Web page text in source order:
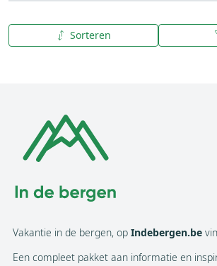
Sorteren
A tot Z
Vakantie in de bergen, op Indebergen.be
Een compleet pakket aan informatie en